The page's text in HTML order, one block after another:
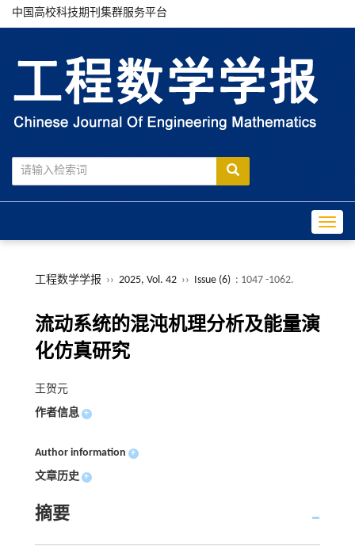
中国高校科技期刊集群服务平台
工程数学学报 ›› 2025, Vol. 42 ›› Issue (6) : 1047 -1062.
流动系统的混沌机理分析及能量演
化仿真研究
王贺元
作者信息 +
Author information +
文章历史 +
摘要